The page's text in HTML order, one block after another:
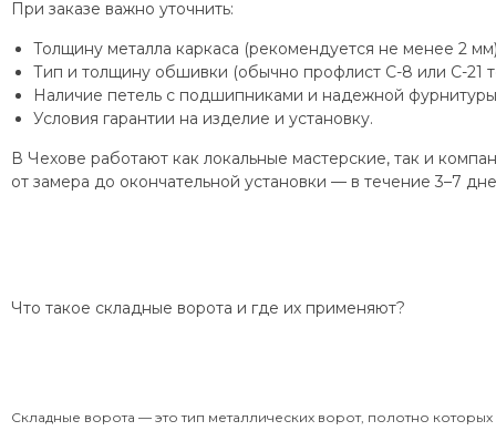
При заказе важно уточнить:
Толщину металла каркаса (рекомендуется не менее 2
Тип и толщину обшивки (обычно профлист С-8 или С-21
Наличие петель с подшипниками и надежной
Условия гарантии на изделие и установку.
В Чехове работают как локальные мастерские, так и
от замера до окончательной установки — в течение 3–7
Что такое складные ворота и где их применяют?
Складные ворота — это тип металлических ворот, полотно